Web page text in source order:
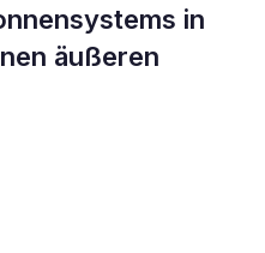
in
äußeren